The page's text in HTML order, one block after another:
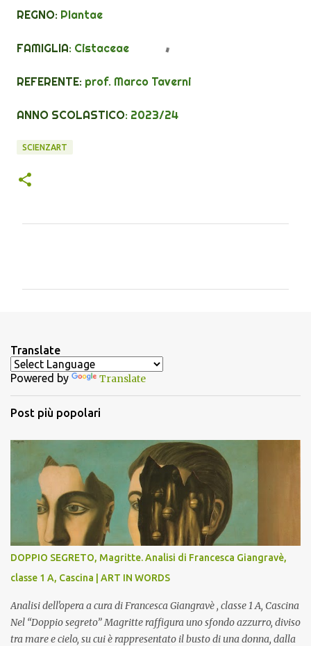
REGNO: Plantae
FAMIGLIA: Cistaceae
REFERENTE: prof. Marco Taverni
ANNO SCOLASTICO: 2023/24
SCIENZART
t
i
Translate
Powered by Translate
Post più popolari
DOPPIO SEGRETO, Magritte. Analisi di Francesca Giangravè,
classe 1 A, Cascina | ART IN WORDS
Analisi dell'opera a cura di Francesca Giangravè , classe 1 A, Cascina
Nel “Doppio segreto” Magritte raffigura uno sfondo azzurro, diviso
tra mare e cielo, su cui è rappresentato il busto di una donna, dalla